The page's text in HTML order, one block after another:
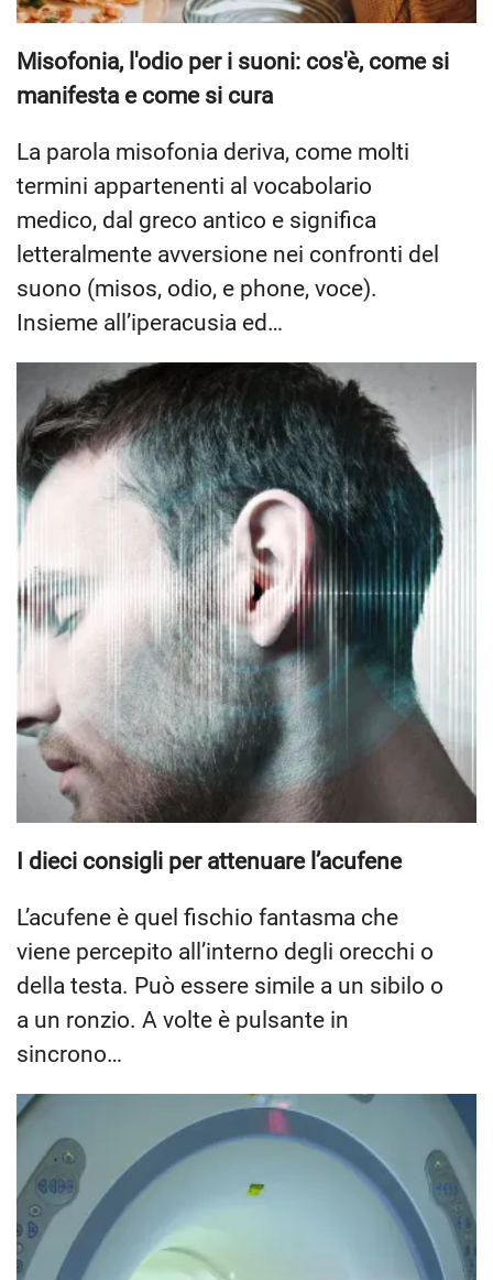
Misofonia, l'odio per i suoni: cos'è, come si
manifesta e come si cura
La parola misofonia deriva, come molti
termini appartenenti al vocabolario
medico, dal greco antico e significa
letteralmente avversione nei confronti del
suono (misos, odio, e phone, voce).
Insieme all’iperacusia ed…
I dieci consigli per attenuare l’acufene
L’acufene è quel fischio fantasma che
viene percepito all’interno degli orecchi o
della testa. Può essere simile a un sibilo o
a un ronzio. A volte è pulsante in
sincrono…